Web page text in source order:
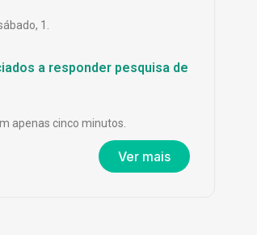
1.
a responder pesquisa de
apenas cinco minutos.
Ver mais